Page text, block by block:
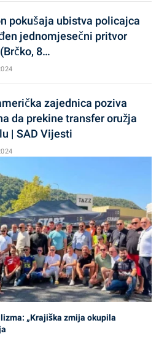
pokušaja ubistva policajca
jednomjesečni pritvor
8…
zajednica poziva
da prekine transfer oružja
| SAD Vijesti
„Krajiška zmija okupila